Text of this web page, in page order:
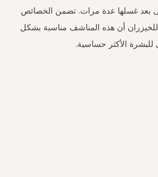
بعد غسلها عدة مرات. تضمن الخصائص
للخيزران أن هذه المناشف مناسبة بشكل
الأكثر حساسية.